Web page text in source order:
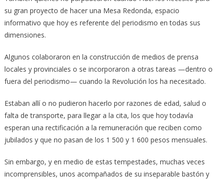
su gran proyecto de hacer una Mesa Redonda, espacio
informativo que hoy es referente del periodismo en todas sus
dimensiones.
Algunos colaboraron en la construcción de medios de prensa
locales y provinciales o se incorporaron a otras tareas —dentro o
fuera del periodismo— cuando la Revolución los ha necesitado.
Estaban allí o no pudieron hacerlo por razones de edad, salud o
falta de transporte, para llegar a la cita, los que hoy todavía
esperan una rectificación a la remuneración que reciben como
jubilados y que no pasan de los 1 500 y 1 600 pesos mensuales.
Sin embargo, y en medio de estas tempestades, muchas veces
incomprensibles, unos acompañados de su inseparable bastón y